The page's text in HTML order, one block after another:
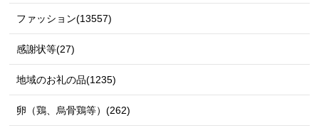
ファッション(13557)
感謝状等(27)
地域のお礼の品(1235)
卵（鶏、烏骨鶏等）(262)